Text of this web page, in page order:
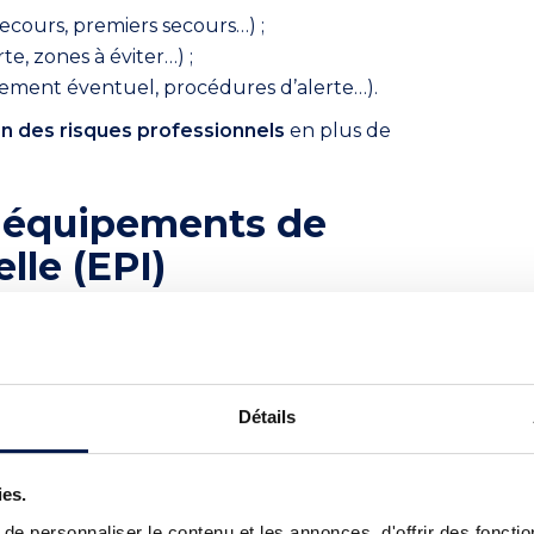
Détails
premiers secours…) ;
zones à éviter…) ;
éventuel, procédures d’alerte…).
des risques professionnels en plus de
de
(EPI)
de vous fournirles
à ceux des salariés pour protéger